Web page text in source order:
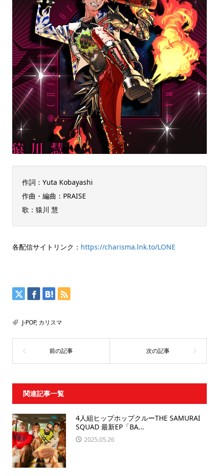
作詞：Yuta Kobayashi
作曲・編曲：PRAISE
歌：猿川 慧
各配信サイトリンク： https://charisma.lnk.to/LONE
J-POP, カリスマ
関連記事一覧
4人組ヒップホップクルーTHE SAMURAI
SQUAD 最新EP「BA...
2025.05.26